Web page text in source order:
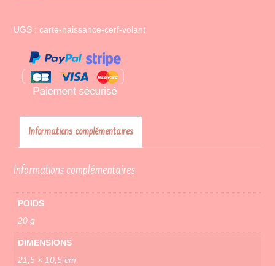
Volant
UGS :carte-naissance-cerf-volant
Informations complémentaires
Informations complémentaires
POIDS
20 g
DIMENSIONS
21,5 × 10,5 cm